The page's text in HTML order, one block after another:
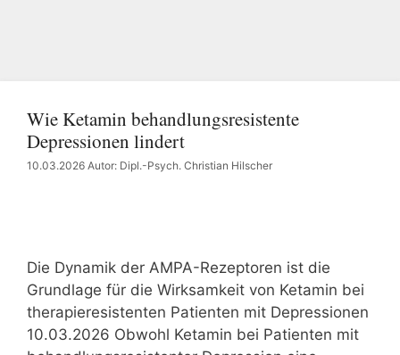
Wie Ketamin behandlungsresistente
Depressionen lindert
10.03.2026 Autor: Dipl.-Psych. Christian Hilscher
Die Dynamik der AMPA-Rezeptoren ist die
Grundlage für die Wirksamkeit von Ketamin bei
therapieresistenten Patienten mit Depressionen
10.03.2026 Obwohl Ketamin bei Patienten mit